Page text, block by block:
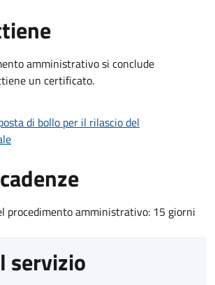
amministrativo si conclude
un certificato.
di bollo per il rilascio del
procedimento amministrativo: 15 giorni
servizio